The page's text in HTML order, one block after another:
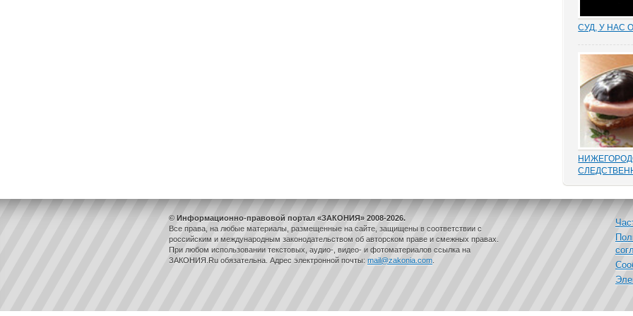
СУД, У НАС
результат
добиться
маховик
площадках
В этом деле
папке
одного и
дела, до
законам...
© Информационно-правовой портал «ЗАКОНИЯ» 2008-2026.
Все права, на любые материалы, размещенные на сайте, защищены в соответствии с
российским и международным законодательством об авторском праве и смежных правах.
При любом использовании текстовых, аудио-, видео- и фотоматериалов ссылка на
ЗАКОНИЯ.Ru обязательна. Адрес электронной почты: mail@zakonia.com